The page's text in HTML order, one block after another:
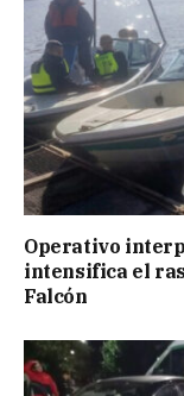
Operativo
intensifica el
Falcón